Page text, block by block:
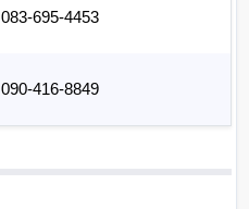
083-695-4453
090-416-8849